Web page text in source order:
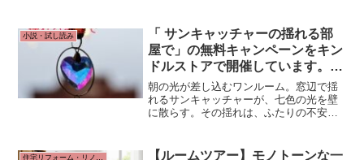
させていただきます。
小説・試し読み
「 サンキャッチャーの揺れる部
屋で」の無料キャンペーンをキン
ドルストアで開催しています。無
料ダウンロード、よろしくお願い
致します。
朝の光が差し込むワンルーム。窓辺で揺
れるサンキャッチャーが、七色の光を壁
に散らす。その揺れは、ふたりの不安と
十七歳のさやか。街の古道具屋を営む三
【ルームツアー】モノトーンな一